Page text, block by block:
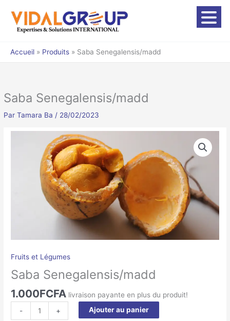
contenu
Accueil Produits Saba Senegalensis/madd
Saba Senegalensis/madd
ParTamara Ba / 28/02/2023
Fruits et Légumes
Saba Senegalensis/madd
1.000FCFA livraison payante en plus du produit!
-
Senegalensis/madd
+ Ajouter au panier